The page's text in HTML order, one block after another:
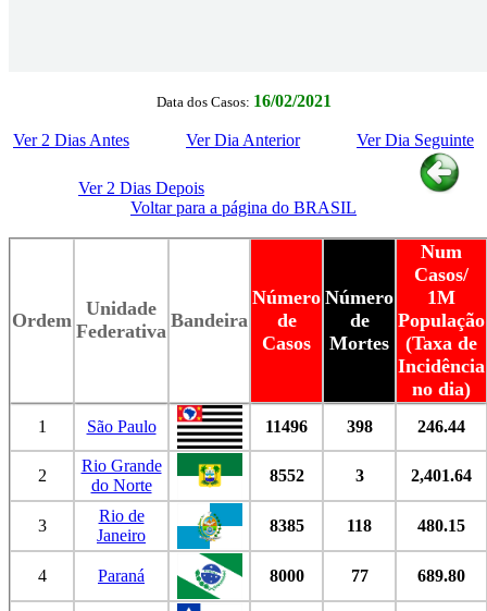
Data dos Casos: 16/02/2021
Ver 2 Dias Antes Ver Dia Anterior Ver Dia Seguinte
Ver 2 Dias Depois
Voltar para a página do BRASIL
Ordem
Unidade
Federativa Bandeira
Número
de
Casos
Número
de
Mortes
Num
Casos/
1M
População
(Taxa de
Incidência
no dia)
1 São Paulo 11496 398 246.44
2
Rio Grande
do Norte
8552 3 2,401.64
3
Rio de
Janeiro
8385 118 480.15
4 Paraná 8000 77 689.80